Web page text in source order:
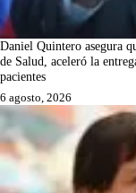
Daniel Quintero asegura
de Salud, aceleró la
pacientes
6 agosto, 2026